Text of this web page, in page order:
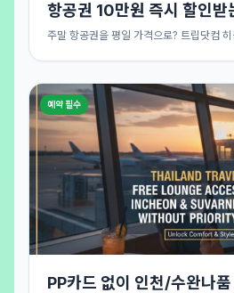
항공권 10만원 즉시 할인받
주말 항공권을 평일 가격으로? 트립닷컴
예약 필수
PP카드 없이 인천/수완나